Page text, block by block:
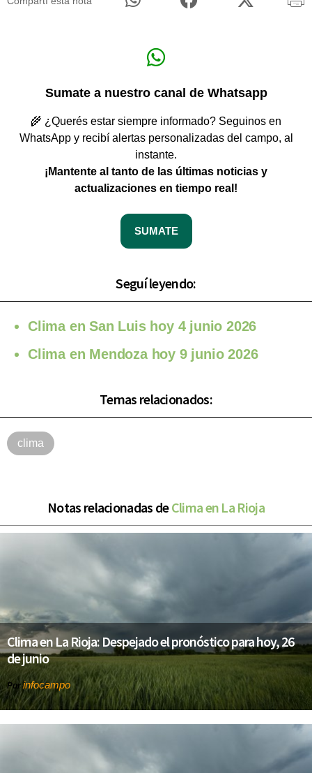
Sumate a nuestro canal de Whatsapp
🌾 ¿Querés estar siempre informado? Seguinos en
WhatsApp y recibí alertas personalizadas del campo, al
instante.
¡Mantente al tanto de las últimas noticias y
actualizaciones en tiempo real!
SUMATE
Seguí leyendo:
Clima en San Luis hoy 4 junio 2026
Clima en Mendoza hoy 9 junio 2026
Temas relacionados:
clima
Notas relacionadas deClima en La Rioja
Clima en La Rioja: Despejado el pronóstico para hoy, 26
de junio
Porinfocampo